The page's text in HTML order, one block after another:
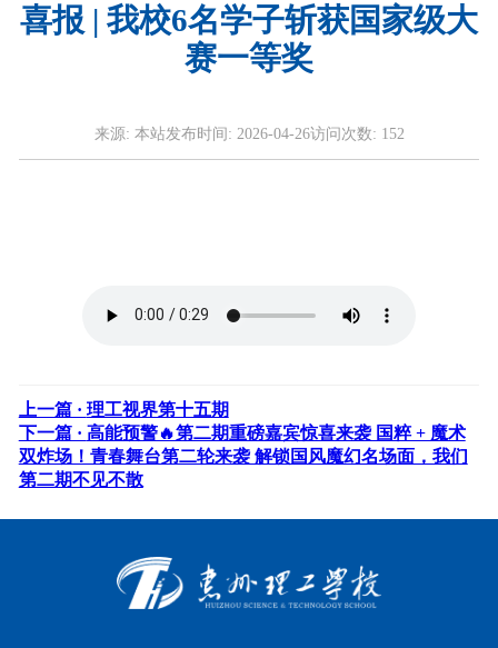
喜报 | 我校6名学子斩获国家级大
赛一等奖
来源: 本站发布时间: 2026-04-26访问次数: 152
上一篇 · 理工视界第十五期
下一篇 · 高能预警🔥第二期重磅嘉宾惊喜来袭 国粹 + 魔术
双炸场！青春舞台第二轮来袭 解锁国风魔幻名场面，我们
第二期不见不散